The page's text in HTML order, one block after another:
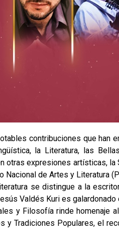
contribuciones que han
la Literatura, las
otras expresiones artísticas,
Nacional de Artes y Literatura
se distingue a la
Valdés Kuri es
y Filosofía rinde homenaje
y Tradiciones Populares, el